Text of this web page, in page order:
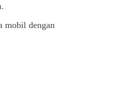
mobil dengan